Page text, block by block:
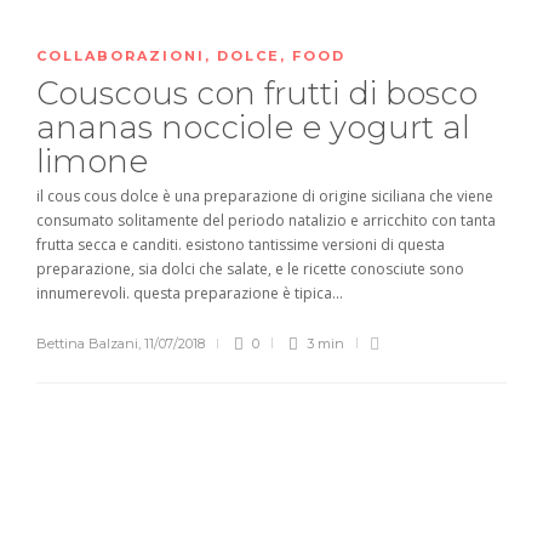
COLLABORAZIONI , DOLCE , FOOD
Couscous con frutti di bosco
ananas nocciole e yogurt al
limone
il cous cous dolce è una preparazione di origine siciliana che viene
consumato solitamente del periodo natalizio e arricchito con tanta
frutta secca e canditi. esistono tantissime versioni di questa
preparazione, sia dolci che salate, e le ricette conosciute sono
innumerevoli. questa preparazione è tipica...
Bettina Balzani, 11/07/2018 0 3 min